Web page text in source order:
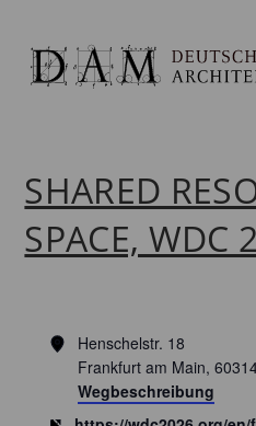
SHARED
SPACE, WDC
AdresseHenschelstr. 18
Frankfurt am Main,
Wegbeschreibung